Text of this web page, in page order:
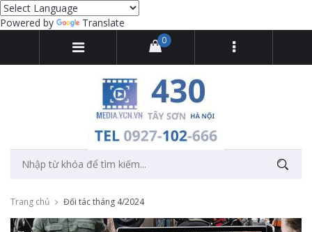
Powered by Translate
0
Trang chủ Đối tác tháng 4/2024